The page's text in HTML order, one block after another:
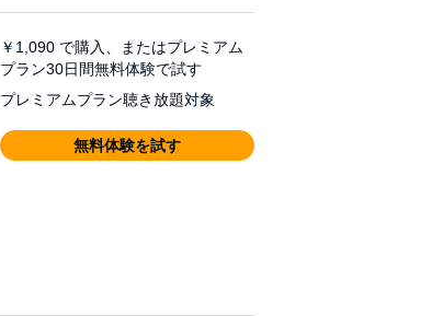
￥1,090 で購入、またはプレミアム
プラン30日間無料体験で試す
プレミアムプラン聴き放題対象
無料体験を試す